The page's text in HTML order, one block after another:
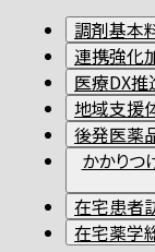
調剤基本
連携強化
医療DX
地域支援
後発医薬
かかり
在宅患者
在宅薬学